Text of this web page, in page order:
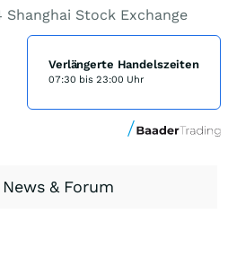
Shanghai Stock Exchange
Verlängerte Handelszeiten
07:30 bis 23:00 Uhr
& Forum